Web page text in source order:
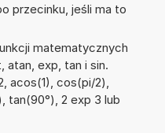
przecinku, jeśli ma to
matematycznych
atan, exp, tan i sin.
acos(1), cos(pi/2),
tan(90°), 2 exp 3 lub